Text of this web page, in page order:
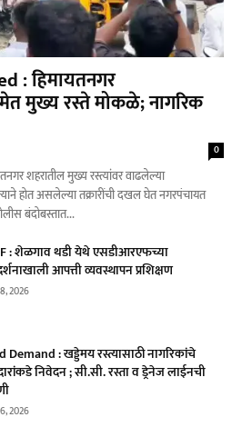
: हिमायतनगर
मुख्य रस्ते मोकळे; नागरिक
0
शहरातील मुख्य रस्त्यांवर वाढलेल्या
होत असलेल्या तक्रारींची दखल घेत नगरपंचायत
बंदोबस्तात...
: शेळगाव थडी येथे एसडीआरएफच्या
आपत्ती व्यवस्थापन प्रशिक्षण
2026
Demand : खड्डेमय रस्त्यासाठी नागरिकांचे
निवेदन ; सी.सी. रस्ता व ड्रेनेज लाईनची
2026